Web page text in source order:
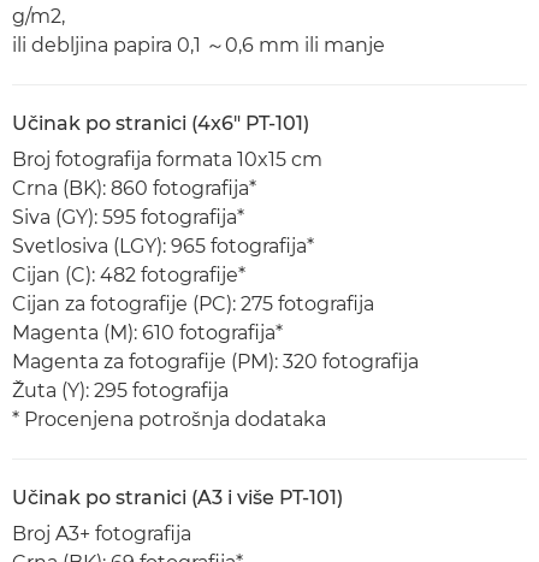
g/m2,
ili debljina papira 0,1 ～0,6 mm ili manje
Učinak po stranici (4x6" PT-101)
Broj fotografija formata 10x15 cm
Crna (BK): 860 fotografija*
Siva (GY): 595 fotografija*
Svetlosiva (LGY): 965 fotografija*
Cijan (C): 482 fotografije*
Cijan za fotografije (PC): 275 fotografija
Magenta (M): 610 fotografija*
Magenta za fotografije (PM): 320 fotografija
Žuta (Y): 295 fotografija
* Procenjena potrošnja dodataka
Učinak po stranici (A3 i više PT-101)
Broj A3+ fotografija